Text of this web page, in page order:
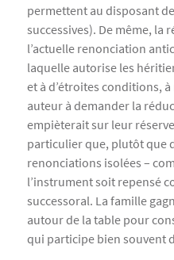
permettent au disposant
successives). De même, la
l’actuelle renonciation
laquelle autorise les
et à d’étroites conditions,
auteur à demander la
empièterait sur leur
particulier que, plutôt que
renonciations isolées –
l’instrument soit repensé
successoral. La famille
autour de la table pour
qui participe bien souvent